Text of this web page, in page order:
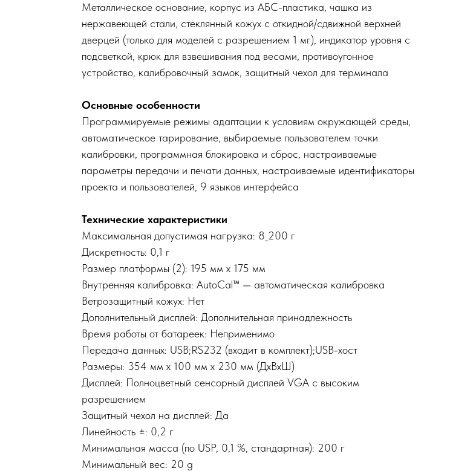
Металлическое основание, корпус из АБС-пластика, чашка из
нержавеющей стали, стеклянный кожух с откидной/сдвижной верхней
дверцей (только для моделей с разрешением 1 мг), индикатор уровня с
подсветкой, крюк для взвешивания под весами, противоугонное
устройство, калибровочный замок, защитный чехол для терминала
Основные особенности
Программируемые режимы адаптации к условиям окружающей среды,
автоматическое тарирование, выбираемые пользователем точки
калибровки, программная блокировка и сброс, настраиваемые
параметры передачи и печати данных, настраиваемые идентификаторы
проекта и пользователей, 9 языков интерфейса
Технические характеристики
Максимальная допустимая нагрузка: 8_200 г
Дискретность: 0,1 г
Размер платформы (2): 195 мм x 175 мм
Внутренняя калибровка: AutoCal™ — автоматическая калибровка
Ветрозащитный кожух: Нет
Дополнительный дисплей: Дополнительная принадлежность
Время работы от батареек: Неприменимо
Передача данных: USB;RS232 (входит в комплект);USB-хост
Размеры: 354 мм x 100 мм x 230 мм (ДxВxШ)
Дисплей: Полноцветный сенсорный дисплей VGA с высоким
разрешением
Защитный чехол на дисплей: Да
Линейность ±: 0,2 г
Минимальная масса (по USP, 0,1 %, стандартная): 200 г
Минимальный вес: 20 g